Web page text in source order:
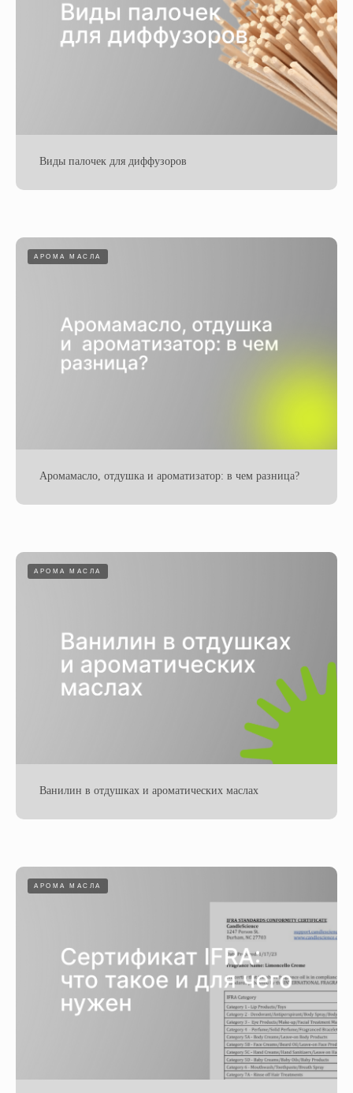
Виды палочек для диффузоров
АРОМА МАСЛА
Аромамасло, отдушка и ароматизатор: в чем разница?
АРОМА МАСЛА
Ванилин в отдушках и ароматических маслах
АРОМА МАСЛА